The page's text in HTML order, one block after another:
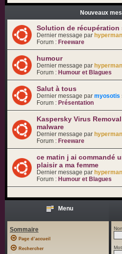
Nouveaux
Solution de récupération
Dernier message par
Forum : Freeware
humour
Dernier message par
Forum : Humour et Blagues
Salut à tous
Dernier message par myosotis
Forum : Présentation
Kaspersky Virus
malware
Dernier message par
Forum : Freeware
ce matin j ai commandé
plaisir a ma femme
Dernier message par
Forum : Humour et Blagues
Menu
Sommaire
Page d’accueil
Rechercher